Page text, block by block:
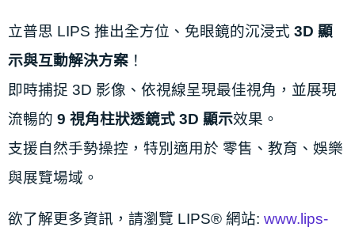
立普思 LIPS 推出全方位、免眼鏡的沉浸式 3D 顯
示與互動解決方案 ！
即時捕捉 3D 影像、依視線呈現最佳視角，並展現
流暢的 9 視角柱狀透鏡式 3D 顯示效果。
支援自然手勢操控，特別適用於 零售、教育、娛樂
與展覽場域。
欲了解更多資訊，請瀏覽 LIPS® 網站: www.lips-